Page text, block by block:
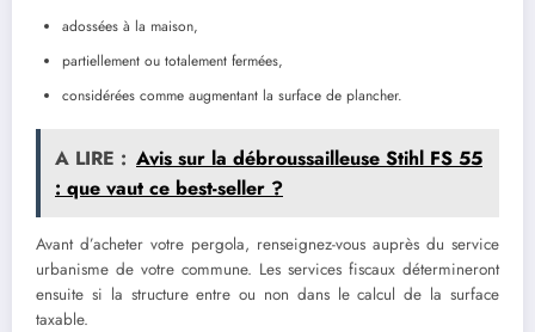
adossées à la maison,
partiellement ou totalement fermées,
considérées comme augmentant la surface de plancher.
A LIRE : Avis sur la débroussailleuse Stihl FS 55
: que vaut ce best-seller ?
Avant d’acheter votre pergola, renseignez-vous auprès du service
urbanisme de votre commune. Les services fiscaux détermineront
ensuite si la structure entre ou non dans le calcul de la surface
taxable.